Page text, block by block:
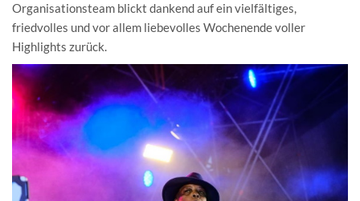
Organisationsteam blickt dankend auf ein vielfältiges,
friedvolles und vor allem liebevolles Wochenende voller
Highlights zurück.